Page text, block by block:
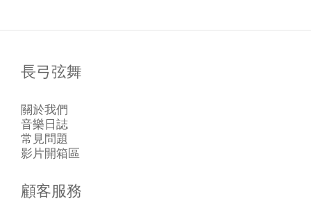
長弓弦舞
關於我們
音樂日誌
常見問題
影片開箱區
顧客服務